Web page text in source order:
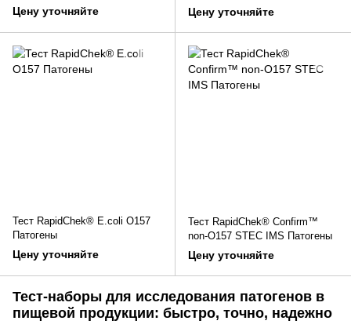
Цену уточняйте
Патогены
Цену уточняйте
Тест RapidChek® E.coli O157
Патогены
Цену уточняйте
Тест RapidChek® Confirm™
non-O157 STEC IMS Патогены
Цену уточняйте
Тест-наборы для исследования патогенов в
пищевой продукции: быстро, точно, надежно